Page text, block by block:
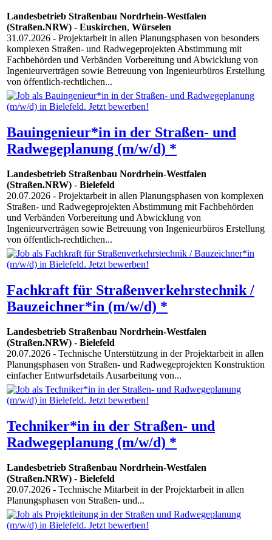
Landesbetrieb Straßenbau Nordrhein-Westfalen
(Straßen.NRW) - Euskirchen, Würselen
31.07.2026 - Projektarbeit in allen Planungsphasen von besonders
komplexen Straßen- und Radwegeprojekten Abstimmung mit
Fachbehörden und Verbänden Vorbereitung und Abwicklung von
Ingenieurverträgen sowie Betreuung von Ingenieurbüros Erstellung
von öffentlich-rechtlichen...
Bauingenieur*in in der Straßen- und
Radwegeplanung (m/w/d) *
Landesbetrieb Straßenbau Nordrhein-Westfalen
(Straßen.NRW) - Bielefeld
20.07.2026 - Projektarbeit in allen Planungsphasen von komplexen
Straßen- und Radwegeprojekten Abstimmung mit Fachbehörden
und Verbänden Vorbereitung und Abwicklung von
Ingenieurverträgen sowie Betreuung von Ingenieurbüros Erstellung
von öffentlich-rechtlichen...
Fachkraft für Straßenverkehrstechnik /
Bauzeichner*in (m/w/d) *
Landesbetrieb Straßenbau Nordrhein-Westfalen
(Straßen.NRW) - Bielefeld
20.07.2026 - Technische Unterstützung in der Projektarbeit in allen
Planungsphasen von Straßen- und Radwegeprojekten Konstruktion
einfacher Entwurfsdetails Ausarbeitung von...
Techniker*in in der Straßen- und
Radwegeplanung (m/w/d) *
Landesbetrieb Straßenbau Nordrhein-Westfalen
(Straßen.NRW) - Bielefeld
20.07.2026 - Technische Mitarbeit in der Projektarbeit in allen
Planungsphasen von Straßen- und...